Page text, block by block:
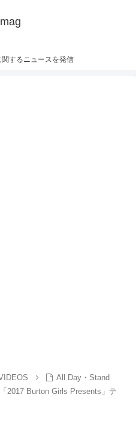
するニュースを発信
All Day・Stand
2017 Burton Girls Presents」テ